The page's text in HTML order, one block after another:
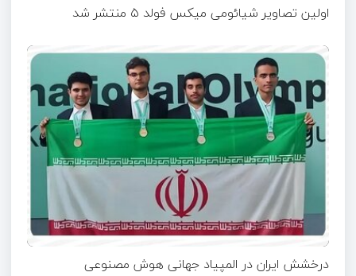
اولین تصاویر شیائومی میکس فولد ۵ منتشر شد
درخشش ایران در المپیاد جهانی هوش مصنوعی